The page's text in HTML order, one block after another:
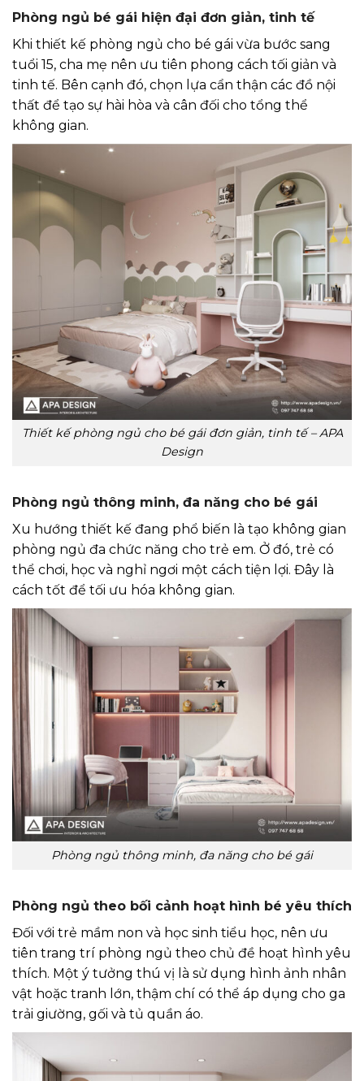
Phòng ngủ bé gái hiện đại đơn giản, tinh tế
Khi thiết kế phòng ngủ cho bé gái vừa bước sang
tuổi 15, cha mẹ nên ưu tiên phong cách tối giản và
tinh tế. Bên cạnh đó, chọn lựa cẩn thận các đồ nội
thất để tạo sự hài hòa và cân đối cho tổng thể
không gian.
Thiết kế phòng ngủ cho bé gái đơn giản, tinh tế – APA
Design
Phòng ngủ thông minh, đa năng cho bé gái
Xu hướng thiết kế đang phổ biến là tạo không gian
phòng ngủ đa chức năng cho trẻ em. Ở đó, trẻ có
thể chơi, học và nghỉ ngơi một cách tiện lợi. Đây là
cách tốt để tối ưu hóa không gian.
Phòng ngủ thông minh, đa năng cho bé gái
Phòng ngủ theo bối cảnh hoạt hình bé yêu thích
Đối với trẻ mầm non và học sinh tiểu học, nên ưu
tiên trang trí phòng ngủ theo chủ đề hoạt hình yêu
thích. Một ý tưởng thú vị là sử dụng hình ảnh nhân
vật hoặc tranh lớn, thậm chí có thể áp dụng cho ga
trải giường, gối và tủ quần áo.